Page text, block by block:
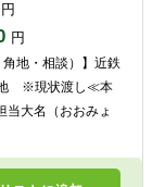
円
円
角地・相談）】近鉄
地 ※現状渡し≪本
当大名（おおみょ